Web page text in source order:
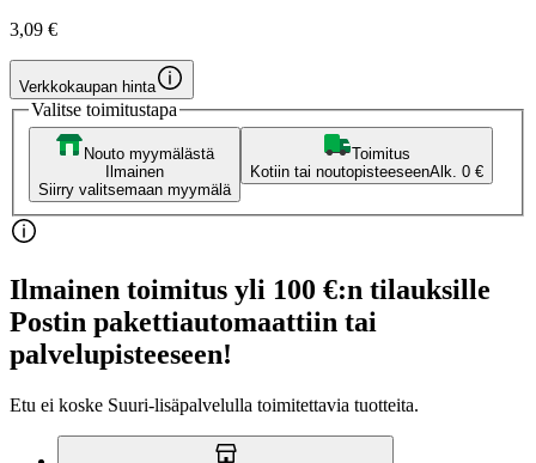
3,09 €
Verkkokaupan hinta
Valitse toimitustapa
Nouto myymälästä
Ilmainen
Siirry valitsemaan myymälä
Toimitus
Kotiin tai noutopisteeseenAlk. 0 €
Ilmainen toimitus yli 100 €:n tilauksille
Postin pakettiautomaattiin tai
palvelupisteeseen!
Etu ei koske Suuri‑lisäpalvelulla toimitettavia tuotteita.